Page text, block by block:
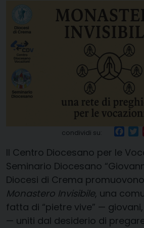
condividi su:
Il Centro Diocesano per le
Seminario Diocesano
Diocesi di Crema
Monastero Invisibile, una
fatta di “pietre vive” —
— uniti dal desiderio di